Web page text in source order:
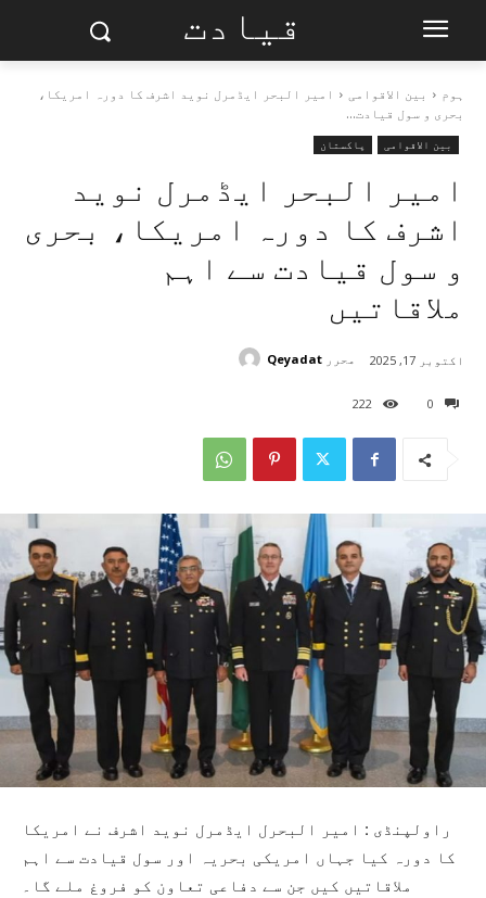
قیادت
ہوم بین الاقوامی
امیر البحر ایڈمرل نوید اشرف کا دورہ امریکا،
بحری و سول قیادت...
بین الاقوامی پاکستان
امیر البحر ایڈمرل نوید
اشرف کا دورہ امریکا، بحری
و سول قیادت سے اہم
ملاقاتیں
0
222
اکتوبر 17, 2025 محرر Qeyadat
راولپنڈی : امیر البحرل ایڈمرل نوید اشرف نے امریکا
کا دورہ کیا جہاں امریکی بحریہ اور سول قیادت سے اہم
ملاقاتیں کیں جن سے دفاعی تعاون کو فروغ ملے گا۔